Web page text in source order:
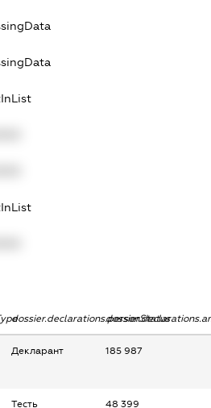
dossier.declarations.personStatus
Декларант 185 987
Тесть 48 399